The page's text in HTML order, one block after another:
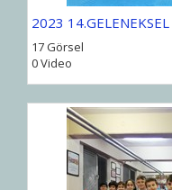
2023
17 Görsel
0 Video